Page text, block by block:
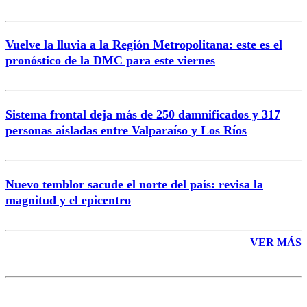
Enviar comentario
Vuelve la lluvia a la Región Metropolitana: este es el
pronóstico de la DMC para este viernes
Sistema frontal deja más de 250 damnificados y 317
personas aisladas entre Valparaíso y Los Ríos
Nuevo temblor sacude el norte del país: revisa la
magnitud y el epicentro
VER MÁS